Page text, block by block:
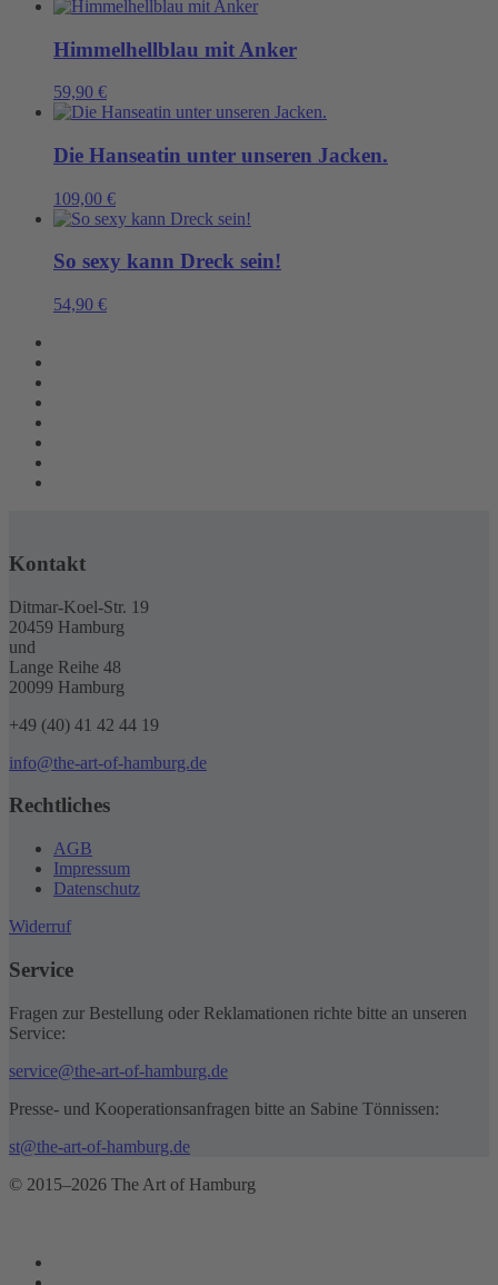
Himmelhellblau mit Anker
59,90 €
Die Hanseatin unter unseren Jacken.
109,00 €
So sexy kann Dreck sein!
54,90 €
Kontakt
Ditmar-Koel-Str. 19
20459 Hamburg
und
Lange Reihe 48
20099 Hamburg
+49 (40) 41 42 44 19
info@the-art-of-hamburg.de
Rechtliches
AGB
Impressum
Datenschutz
Widerruf
Service
Fragen zur Bestellung oder Reklamationen richte bitte an unseren
Service:
service@the-art-of-hamburg.de
Presse- und Kooperationsanfragen bitte an Sabine Tönnissen:
st@the-art-of-hamburg.de
© 2015–2026 The Art of Hamburg